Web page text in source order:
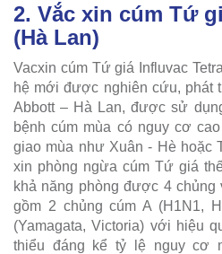
2. Vắc xin cúm Tứ
(Hà Lan)
Vacxin cúm Tứ giá Influvac
hệ mới được nghiên cứu, phát
Abbott – Hà Lan, được sử
bệnh cúm mùa có nguy cơ
giao mùa như Xuân - Hè hoặc
xin phòng ngừa cúm Tứ giá
khả năng phòng được 4 chủng
gồm 2 chủng cúm A (H1N1,
(Yamagata, Victoria) với hiệu
thiểu đáng kể tỷ lệ nguy cơ